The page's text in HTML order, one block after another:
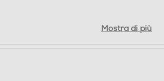
Mostra di più